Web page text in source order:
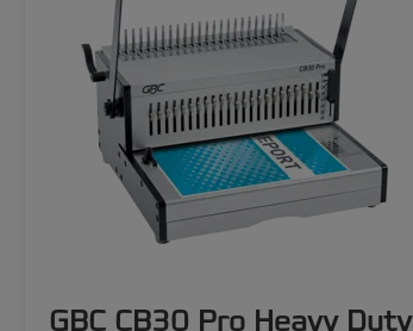
GBC CB30 Pro Heavy Duty